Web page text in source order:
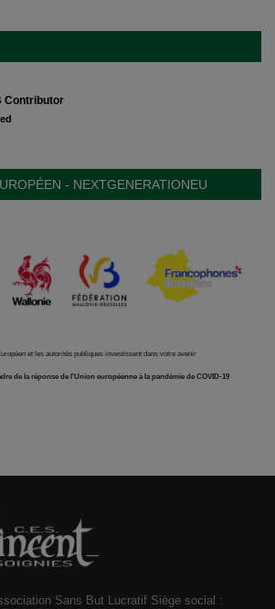
- NEXTGENERATIONEU
et les autorités publiques investissent dans votre avenir
de la réponse de l'Union européenne à la pandémie de COVID-19
Sans But Lucratif Siège social :